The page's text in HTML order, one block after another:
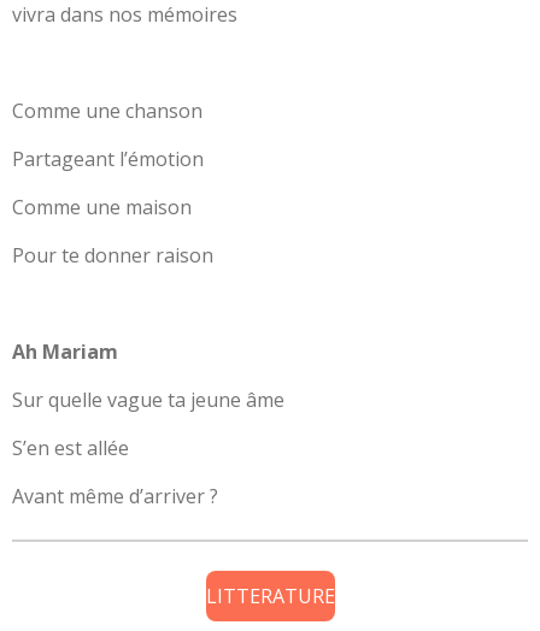
vivra dans nos mémoires
Comme une chanson
Partageant l’émotion
Comme une maison
Pour te donner raison
Ah Mariam
Sur quelle vague ta jeune âme
S’en est allée
Avant même d’arriver ?
LITTERATURE